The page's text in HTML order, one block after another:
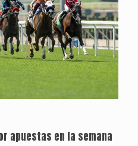
apuestas en la semana